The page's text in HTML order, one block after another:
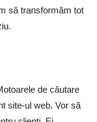
să transformăm tot
de căutare
site-ul web. Vor să